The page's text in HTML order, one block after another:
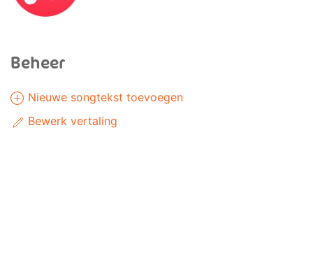
Beheer
Nieuwe songtekst toevoegen
Bewerk vertaling